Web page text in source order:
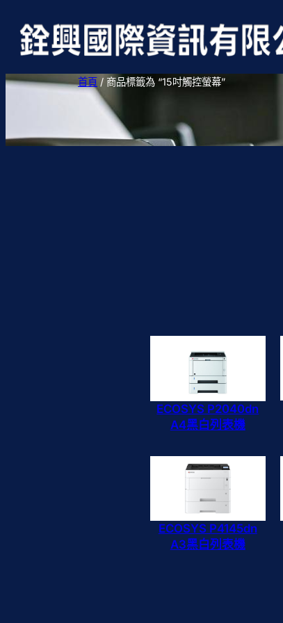
首頁 / 商品標籤為 “15吋觸控螢幕”
ECOSYS P2040dn
A4黑白列表機
ECOSYS P4145dn
A3黑白列表機